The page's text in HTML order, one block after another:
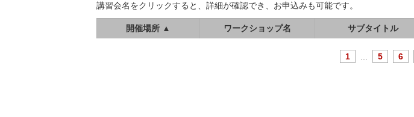
講習会名をクリックすると、詳細が確認でき、お申込みも可能です。
開催場所 ▲ ワークショップ名 サブタイトル
1 5 6